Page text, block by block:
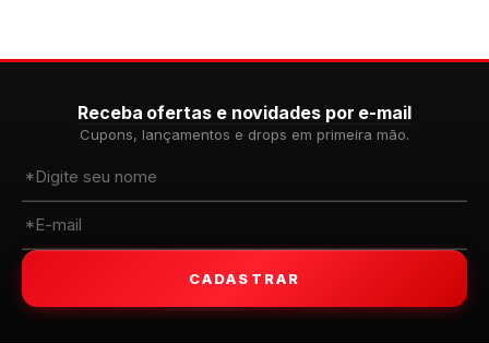
Receba ofertas e novidades por e-mail
Cupons, lançamentos e drops em primeira mão.
CADASTRAR